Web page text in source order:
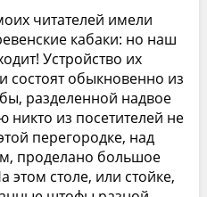
читателей имели
кабаки: но наш
Устройство их
состоят обыкновенно из
разделенной надвое
никто из посетителей не
перегородке, над
проделано большое
этом столе, или стойке,